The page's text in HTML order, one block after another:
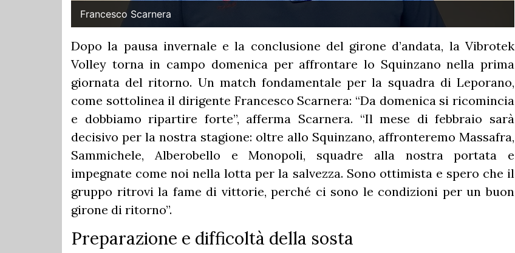
Francesco Scarnera
Dopo la pausa invernale e la conclusione del girone d’andata, la Vibrotek
Volley torna in campo domenica per affrontare lo Squinzano nella prima
giornata del ritorno. Un match fondamentale per la squadra di Leporano,
come sottolinea il dirigente Francesco Scarnera: “Da domenica si ricomincia
e dobbiamo ripartire forte”, afferma Scarnera. “Il mese di febbraio sarà
decisivo per la nostra stagione: oltre allo Squinzano, affronteremo Massafra,
Sammichele, Alberobello e Monopoli, squadre alla nostra portata e
impegnate come noi nella lotta per la salvezza. Sono ottimista e spero che il
gruppo ritrovi la fame di vittorie, perché ci sono le condizioni per un buon
girone di ritorno”.
Preparazione e difficoltà della sosta